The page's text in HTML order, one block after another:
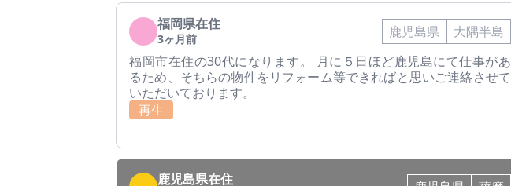
福岡県在住
3ヶ月前 鹿児島県
大隅半島
福岡市在住の30代になります。 月に５日ほど鹿児島にて仕事があ
るため、そちらの物件をリフォーム等できればと思いご連絡させて
いただいております。
再生
鹿児島県在住